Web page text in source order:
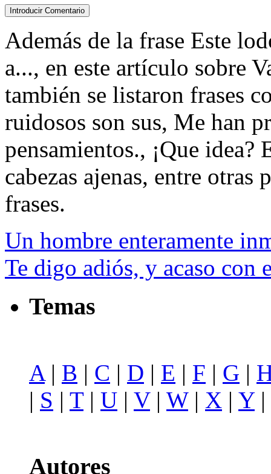
Además de la frase Este
a..., en este artículo sobre
también se listaron frases
ruidosos son sus, Me han
pensamientos., ¡Que idea?
cabezas ajenas, entre
frases.
Un hombre enteramente
Te digo adiós, y acaso con
Temas
A| B | C | D | E | F | G |
| S | T| U | V| W| X | Y|
Autores